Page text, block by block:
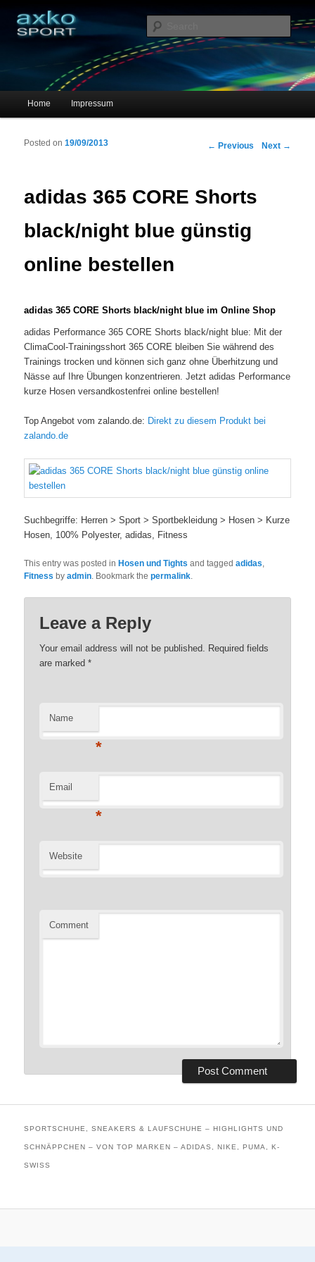
axko-sport – Sportschuhe online
Main menu
Skip to primary content
Skip to secondary content
Home Impressum
Post navigation
← Previous Next →
adidas 365 CORE Shorts
black/night blue günstig
online bestellen
Posted on19/09/2013
adidas 365 CORE Shorts black/night blue im Online Shop
adidas Performance 365 CORE Shorts black/night blue: Mit der
ClimaCool-Trainingsshort 365 CORE bleiben Sie während des
Trainings trocken und können sich ganz ohne Überhitzung und
Nässe auf Ihre Übungen konzentrieren. Jetzt adidas Performance
kurze Hosen versandkostenfrei online bestellen!
Top Angebot vom zalando.de: Direkt zu diesem Produkt bei
zalando.de
Suchbegriffe: Herren > Sport > Sportbekleidung > Hosen > Kurze
Hosen, 100% Polyester, adidas, Fitness
This entry was posted inHosen und Tights and taggedadidas,
Fitness byadmin. Bookmark thepermalink.
Leave a Reply
Your email address will not be published. Required fields
are marked*
Name
*
Email
*
Website
Comment
SPORTSCHUHE, SNEAKERS & LAUFSCHUHE – HIGHLIGHTS UND
SCHNÄPPCHEN – VON TOP MARKEN – ADIDAS, NIKE, PUMA, K-
SWISS